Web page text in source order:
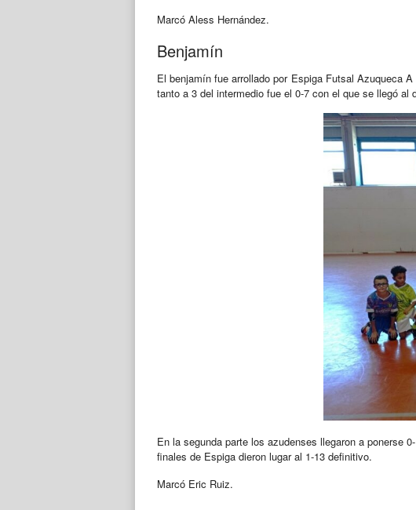
Marcó Aless Hernández.
Benjamín
El benjamín fue arrollado por Espiga Futsal Azuqueca
tanto a 3 del intermedio fue el 0-7 con el que se llegó al
En la segunda parte los azudenses llegaron a ponerse
finales de Espiga dieron lugar al 1-13 definitivo.
Marcó Eric Ruiz.